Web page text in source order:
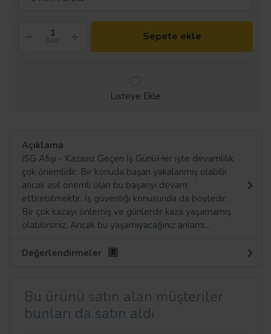
Adet Sepete ekle
Listeye Ekle
Açıklama
İSG Afişi - Kazasız Geçen İş GünüHer işte devamlılık
çok önemlidir. Bir konuda başarı yakalanmış olabilir
ancak asıl önemli olan bu başarıyı devam
ettirebilmektir. İş güvenliği konusunda da böyledir.
Bir çok kazayı önlemiş ve günlerdir kaza yaşamamış
olabilirsiniz. Ancak bu yaşamıyacağınız anlamı...
Değerlendirmeler 0
Bu ürünü satın alan müşteriler
bunları da satın aldı